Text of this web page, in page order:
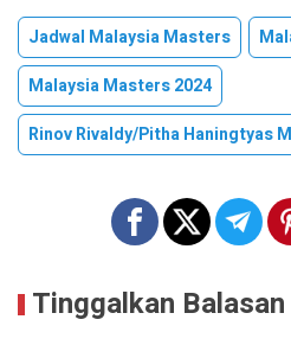
Jadwal Malaysia Masters
Malaysia Masters 2024
Rinov Rivaldy/pitha Haningtyas
Tinggalkan Balasan